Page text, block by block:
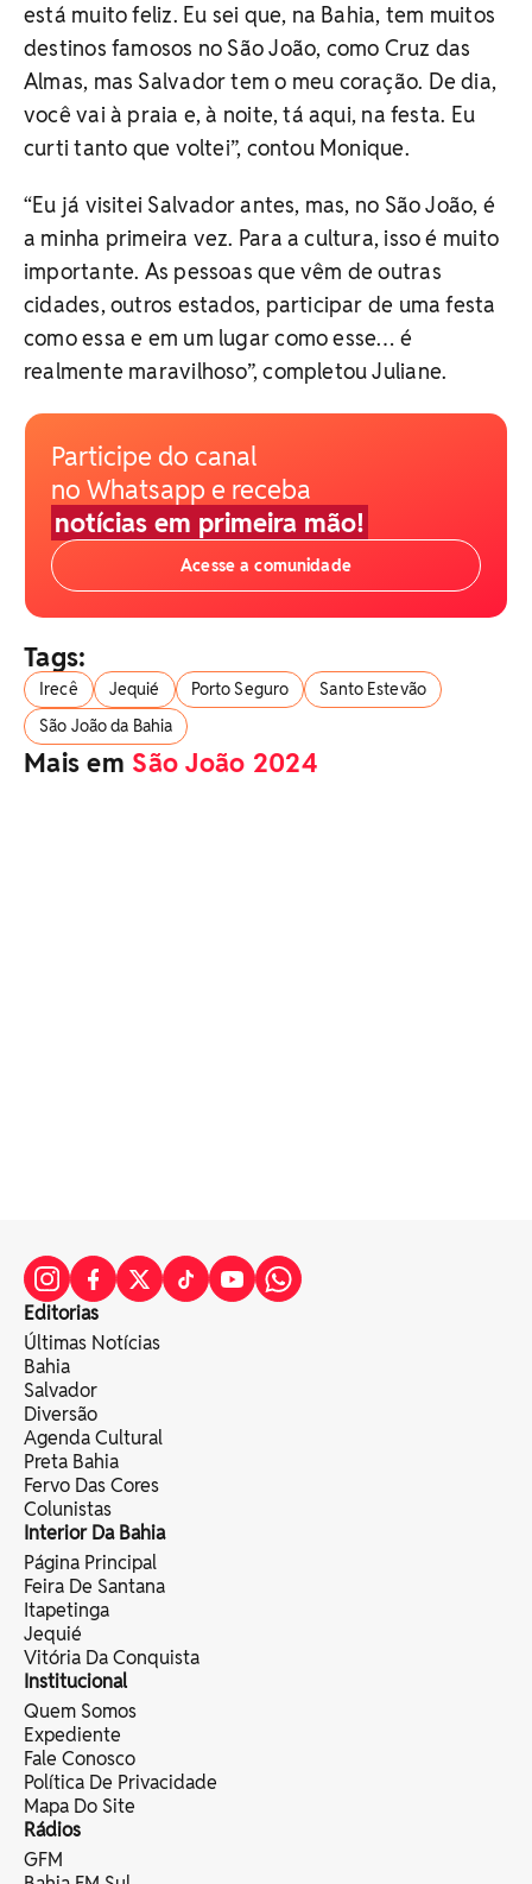
está muito feliz. Eu sei que, na Bahia, tem muitos
destinos famosos no São João, como Cruz das
Almas, mas Salvador tem o meu coração. De dia,
você vai à praia e, à noite, tá aqui, na festa. Eu
curti tanto que voltei”, contou Monique.
“Eu já visitei Salvador antes, mas, no São João, é
a minha primeira vez. Para a cultura, isso é muito
importante. As pessoas que vêm de outras
cidades, outros estados, participar de uma festa
como essa e em um lugar como esse… é
realmente maravilhoso”, completou Juliane.
Participe do canal
no Whatsapp e receba
notícias em primeira mão!
Acesse a comunidade
Tags:
Irecê Jequié Porto Seguro
Santo Estevão
São João da Bahia
Mais em São João 2024
Editorias
Últimas Notícias
Bahia
Salvador
Diversão
Agenda Cultural
Preta Bahia
Fervo Das Cores
Colunistas
Interior Da Bahia
Página Principal
Feira De Santana
Itapetinga
Jequié
Vitória Da Conquista
Institucional
Quem Somos
Expediente
Fale Conosco
Política De Privacidade
Mapa Do Site
Rádios
GFM